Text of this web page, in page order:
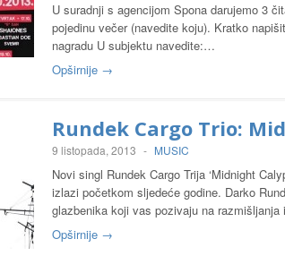
U suradnji s agencijom Spona darujemo 3
pojedinu večer (navedite koju). Kratko
nagradu U subjektu navedite:…
Opširnije →
Rundek Cargo Trio:
9 listopada, 2013 - MUSIC
Novi singl Rundek Cargo Trija ‘Midnight
izlazi početkom sljedeće godine. Darko
glazbenika koji vas pozivaju na
Opširnije →